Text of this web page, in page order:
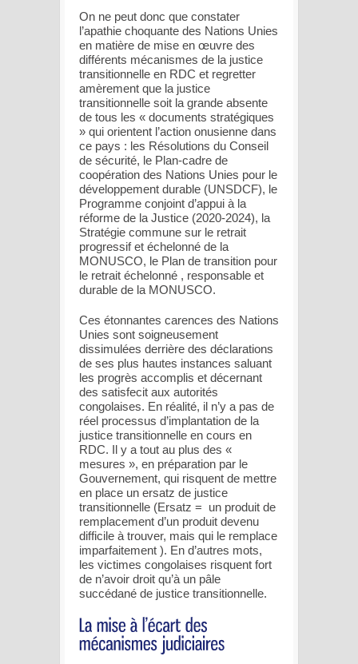
On ne peut donc que constater
l’apathie choquante des Nations Unies
en matière de mise en œuvre des
différents mécanismes de la justice
transitionnelle en RDC et regretter
amèrement que la justice
transitionnelle soit la grande absente
de tous les « documents stratégiques
» qui orientent l’action onusienne dans
ce pays : les Résolutions du Conseil
de sécurité, le Plan-cadre de
coopération des Nations Unies pour le
développement durable (UNSDCF), le
Programme conjoint d’appui à la
réforme de la Justice (2020-2024), la
Stratégie commune sur le retrait
progressif et échelonné de la
MONUSCO, le Plan de transition pour
le retrait échelonné , responsable et
durable de la MONUSCO.
Ces étonnantes carences des Nations
Unies sont soigneusement
dissimulées derrière des déclarations
de ses plus hautes instances saluant
les progrès accomplis et décernant
des satisfecit aux autorités
congolaises. En réalité, il n’y a pas de
réel processus d’implantation de la
justice transitionnelle en cours en
RDC. Il y a tout au plus des «
mesures », en préparation par le
Gouvernement, qui risquent de mettre
en place un ersatz de justice
transitionnelle (Ersatz = un produit de
remplacement d’un produit devenu
difficile à trouver, mais qui le remplace
imparfaitement ). En d’autres mots,
les victimes congolaises risquent fort
de n’avoir droit qu’à un pâle
succédané de justice transitionnelle.